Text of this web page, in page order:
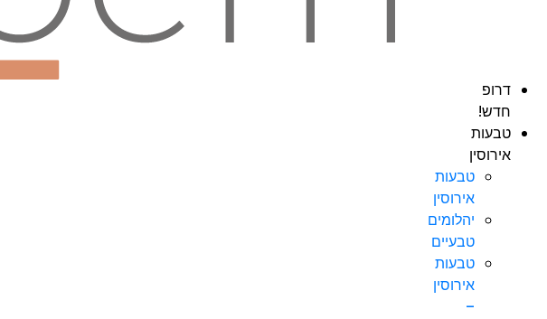
דרופ
חדש!
טבעות
אירוסין
טבעות
אירוסין
יהלומים
טבעיים
טבעות
אירוסין
–